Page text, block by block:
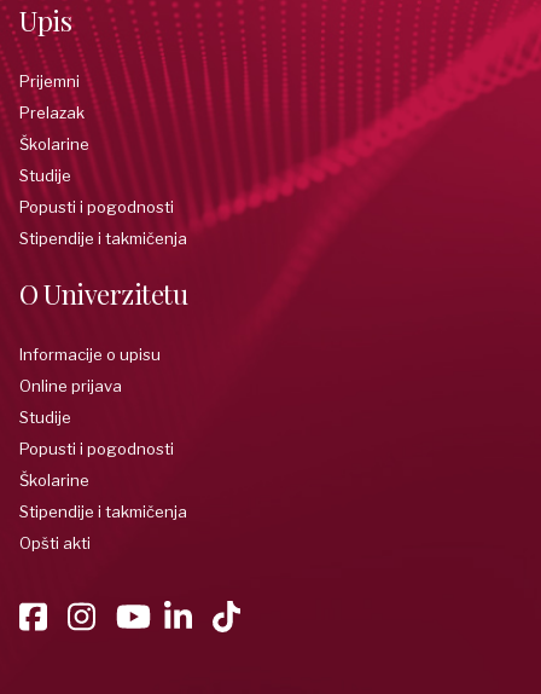
Upis
Prijemni
Prelazak
Školarine
Studije
Popusti i pogodnosti
Stipendije i takmičenja
O Univerzitetu
Informacije o upisu
Online prijava
Studije
Popusti i pogodnosti
Školarine
Stipendije i takmičenja
Opšti akti